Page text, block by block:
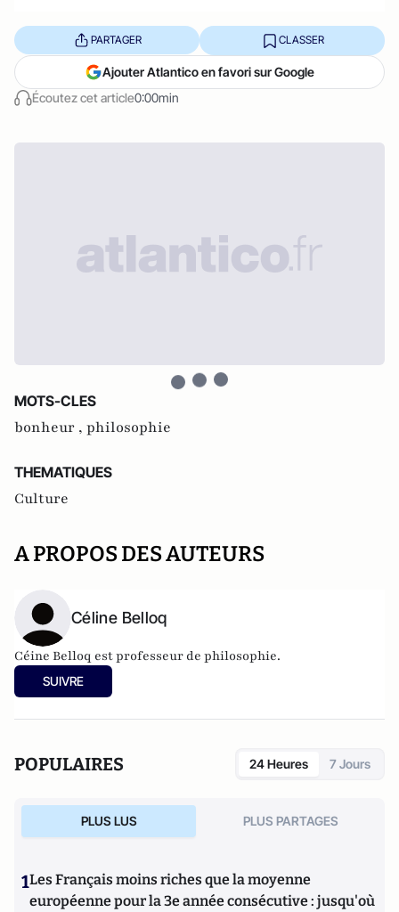
Écoutez cet article0:00min
PARTAGER CLASSER
Ajouter Atlantico en favori sur Google
MOTS-CLES
bonheur , philosophie
THEMATIQUES
Culture
A PROPOS DES AUTEURS
Céline Belloq
Céine Belloq est professeur de philosophie.
SUIVRE
POPULAIRES 24 Heures 7 Jours
PLUS LUS PLUS PARTAGES
1Les Français moins riches que la moyenne
européenne pour la 3e année consécutive : jusqu'où